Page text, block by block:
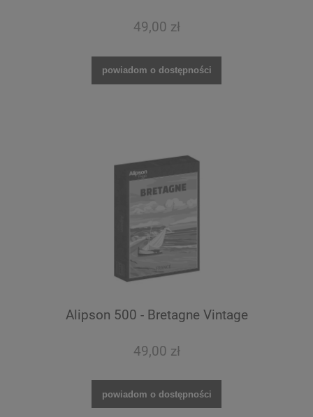
49,00 zł
powiadom o dostępności
Alipson 500 - Bretagne Vintage
49,00 zł
powiadom o dostępności